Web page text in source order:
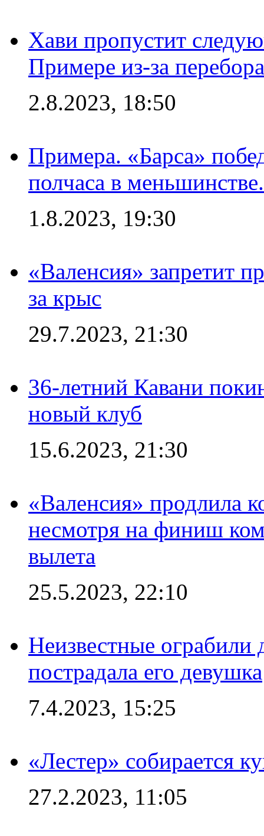
Хави пропустит
Примере из-за
2.8.2023, 18:50
Примера. «Барса»
полчаса в
1.8.2023, 19:30
«Валенсия» запретит
за крыс
29.7.2023, 21:30
36-летний Кавани
новый клуб
15.6.2023, 21:30
«Валенсия» продлила
несмотря на финиш
вылета
25.5.2023, 22:10
Неизвестные
пострадала его девушка
7.4.2023, 15:25
«Лестер» собирается
27.2.2023, 11:05